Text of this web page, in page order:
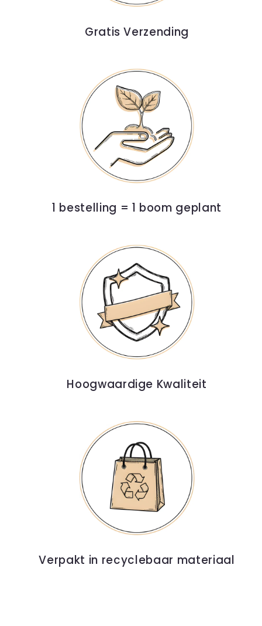
Gratis Verzending
1 bestelling = 1 boom geplant
Hoogwaardige Kwaliteit
Verpakt in recyclebaar materiaal